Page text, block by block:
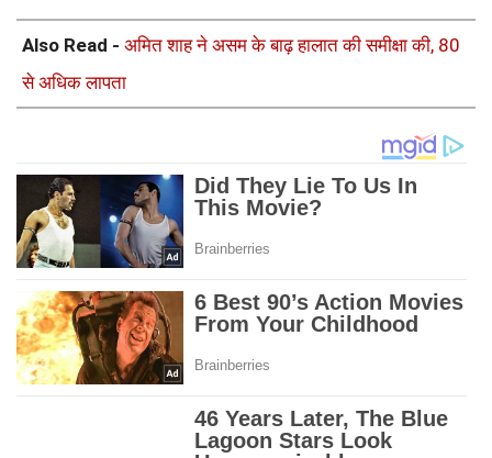
Also Read - अमित शाह ने असम के बाढ़ हालात की समीक्षा की, 80
से अधिक लापता